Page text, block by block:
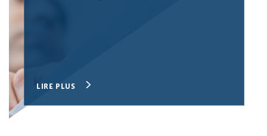
LIRE PLUS